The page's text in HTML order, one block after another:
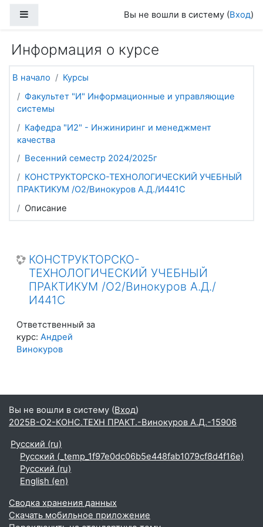
Вы не вошли в систему (Вход)
Информация о курсе
В начало
Курсы
Факультет "И" Информационные и управляющие
системы
Кафедра "И2" - Инжиниринг и менеджмент
качества
Весенний семестр 2024/2025г
КОНСТРУКТОРСКО-ТЕХНОЛОГИЧЕСКИЙ УЧЕБНЫЙ
ПРАКТИКУМ /О2/Винокуров А.Д./И441С
Описание
КОНСТРУКТОРСКО-
ТЕХНОЛОГИЧЕСКИЙ УЧЕБНЫЙ
ПРАКТИКУМ /О2/Винокуров А.Д./
И441С
Ответственный за
курс: Андрей
Винокуров
Вы не вошли в систему (Вход)
2025В-О2-КОНС.ТЕХН ПРАКТ.-Винокуров А.Д.-15906
Русский ‎(ru)‎
Русский ‎(_temp_1f97e0dc06b5e448fab1079cf8d4f16e)‎
Русский ‎(ru)‎
English ‎(en)‎
Сводка хранения данных
Скачать мобильное приложение